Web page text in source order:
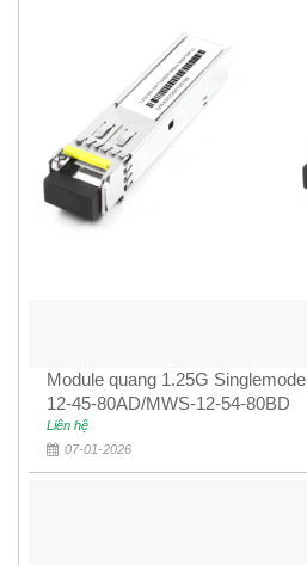
Module quang 1.25G
12-45-80AD/MWS-12-54-80BD
Liên hệ
07-01-2026